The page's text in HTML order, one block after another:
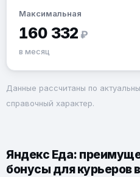
Максимальная
160 332 ₽
в месяц
Данные рассчитаны по
справочный характер.
Яндекс Еда:
бонусы для курьеров